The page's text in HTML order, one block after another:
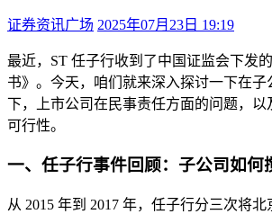
证券资讯广场 2025年07月23日 19:19
最近，ST 任子行收到了中国证监会下发
书》。今天，咱们就来深入探讨一下在
下，上市公司在民事责任方面的问题，以
可行性。
一、任子行事件回顾：子公司如何
从 2015 年到 2017 年，任子行分三次将